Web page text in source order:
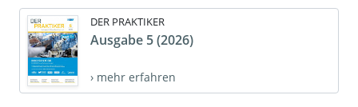
DER PRAKTIKER
Ausgabe 5 (2026)
› mehr erfahren